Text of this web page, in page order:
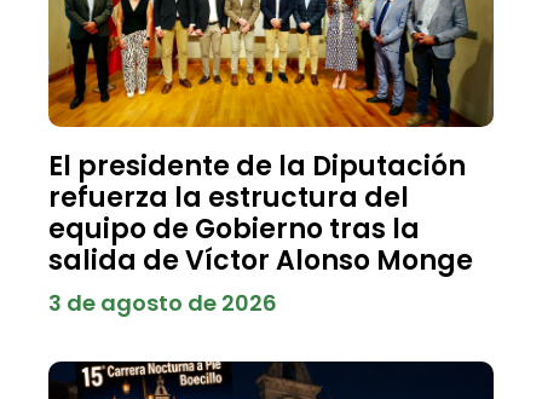
El presidente de la Diputación
refuerza la estructura del
equipo de Gobierno tras la
salida de Víctor Alonso Monge
3 de agosto de 2026